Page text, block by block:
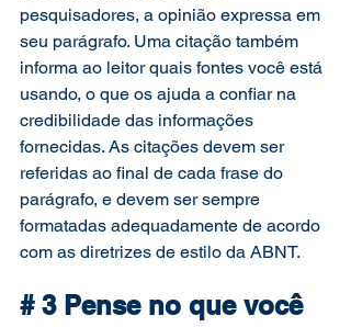
pesquisadores, a opinião expressa em
seu parágrafo. Uma citação também
informa ao leitor quais fontes você está
usando, o que os ajuda a confiar na
credibilidade das informações
fornecidas. As citações devem ser
referidas ao final de cada frase do
parágrafo, e devem ser sempre
formatadas adequadamente de acordo
com as diretrizes de estilo da ABNT.
# 3 Pense no que você